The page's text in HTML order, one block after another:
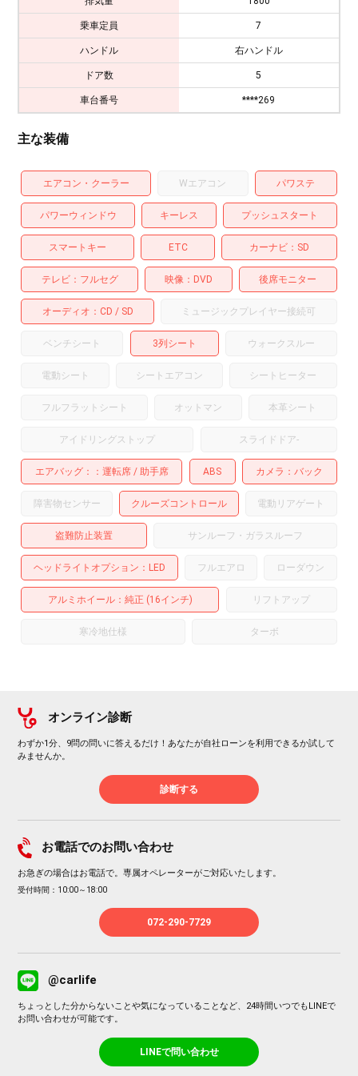
乗車定員 7
ハンドル 右ハンドル
ドア数 5
車台番号 ****269
主な装備
エアコン・クーラー Wエアコン パワステ
パワーウィンドウ キーレス プッシュスタート
スマートキー ETC カーナビ SD
テレビ フルセグ 映像 DVD 後席モニター
オーディオ CD SD ミュージックプレイヤー接続可
ベンチシート 3列シート ウォークスルー
電動シート シートエアコン シートヒーター
フルフラットシート オットマン 本革シート
アイドリングストップ スライドドア-
エアバッグ： 運転席 助手席 ABS カメラ バック
障害物センサー クルーズコントロール 電動リアゲート
盗難防止装置 サンルーフ・ガラスルーフ
ヘッドライトオプション LED フルエアロ ローダウン
アルミホイール：純正 (16インチ) リフトアップ
寒冷地仕様 ターボ
オンライン診断
わずか1分、9問の問いに答えるだけ！あなたが自社ローンを利用できるか試して
みませんか。
診断する
お電話でのお問い合わせ
お急ぎの場合はお電話で。専属オペレーターがご対応いたします。
受付時間：10:00～18:00
072-290-7729
@carlife
ちょっとした分からないことや気になっていることなど、24時間いつでもLINEで
お問い合わせが可能です。
LINEで問い合わせ